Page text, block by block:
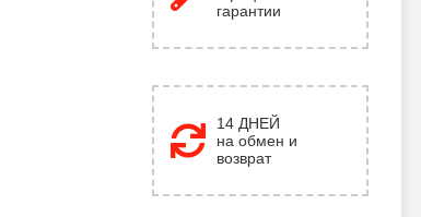
гарантии
14 ДНЕЙ
на обмен и
возврат